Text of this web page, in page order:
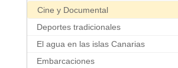
Cine y Documental
Deportes tradicionales
El agua en las islas Canarias
Embarcaciones